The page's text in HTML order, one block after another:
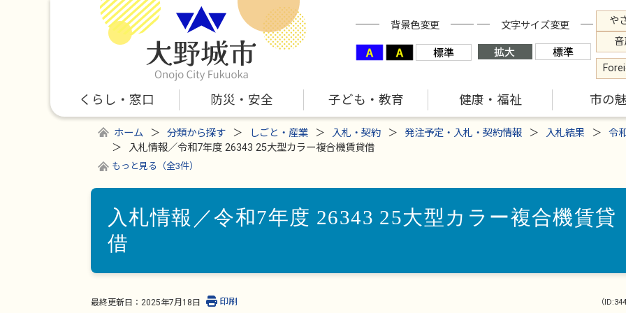
背景色変更 文字サイズ変更
や
くらし・窓口 防災・安全 子ども・教育 健康・福祉 市の
ホーム 分類から探す しごと・産業 入札・契約 発注予定・入札・契約情報 入札結果
令
入札情報／令和7年度 26343 25大型カラー複合機賃貸借
もっと見る（全3件）
入札情報／令和7年度 26343 25大型カラー複合機賃貸
借
最終更新日： 2025年7月18日 （
印刷